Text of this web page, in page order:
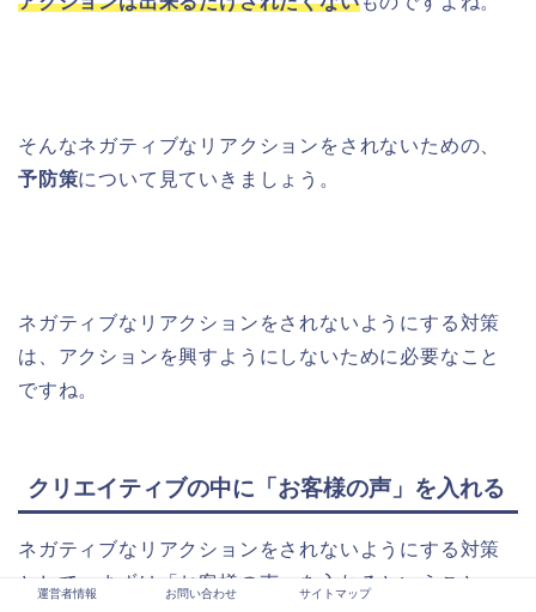
そんなネガティブなリアクションをされないための、
予防策について見ていきましょう。
ネガティブなリアクションをされないようにする対策
は、アクションを興すようにしないために必要なこと
ですね。
クリエイティブの中に「お客様の声」を入れる
ネガティブなリアクションをされないようにする対策
として、まずは「お客様の声」を入れるということ
運営者情報 お問い合わせ サイトマップ